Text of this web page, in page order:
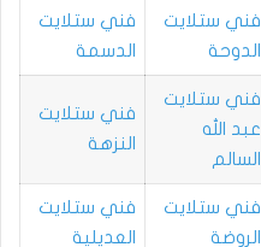
فني ستلايت
الدوحة
فني ستلايت
الدسمة
فني ستلايت
عبد الله
السالم
فني ستلايت
النزهة
فني ستلايت
الروضة
فني ستلايت
العديلية